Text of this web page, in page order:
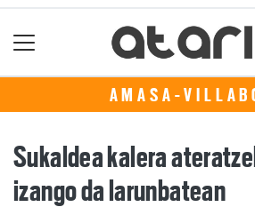
AMASA-
Sukaldea kalera
izango da larunbatean